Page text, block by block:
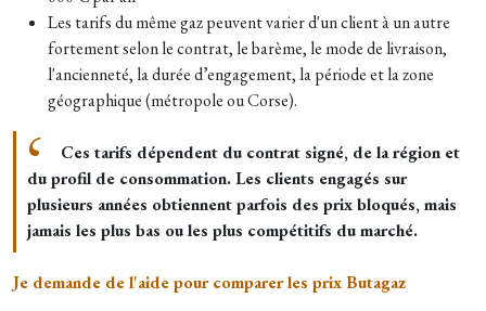
Les tarifs du même gaz peuvent varier d'un client à un autre
fortement selon le contrat, le barème, le mode de livraison,
l'ancienneté, la durée d’engagement, la période et la zone
géographique (métropole ou Corse).
Ces tarifs dépendent du contrat signé, de la région et
du profil de consommation. Les clients engagés sur
plusieurs années obtiennent parfois des prix bloqués, mais
jamais les plus bas ou les plus compétitifs du marché.
Je demande de l'aide pour comparer les prix Butagaz